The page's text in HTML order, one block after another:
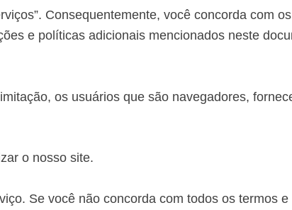
”. Consequentemente, você concorda com
e políticas adicionais mencionados neste
os usuários que são navegadores,
o nosso site.
Se você não concorda com todos os termos